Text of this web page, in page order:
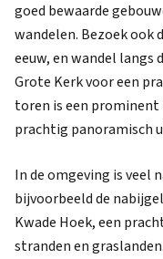
goed bewaarde
wandelen. Bezoek ook
eeuw, en wandel langs
Grote Kerk voor een
toren is een prominent
prachtig panoramisch
In de omgeving is veel
bijvoorbeeld de
Kwade Hoek, een
stranden en